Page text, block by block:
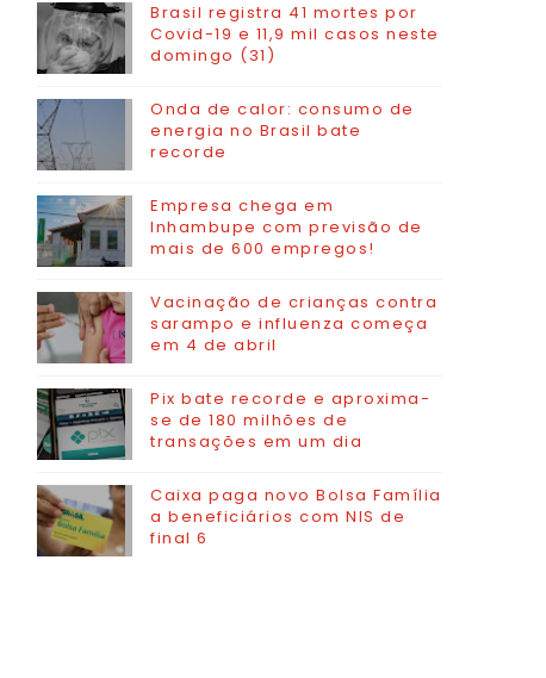
Brasil registra 41 mortes por
Covid-19 e 11,9 mil casos neste
domingo (31)
Onda de calor: consumo de
energia no Brasil bate
recorde
Empresa chega em
Inhambupe com previsão de
mais de 600 empregos!
Vacinação de crianças contra
sarampo e influenza começa
em 4 de abril
Pix bate recorde e aproxima-
se de 180 milhões de
transações em um dia
Caixa paga novo Bolsa Família
a beneficiários com NIS de
final 6